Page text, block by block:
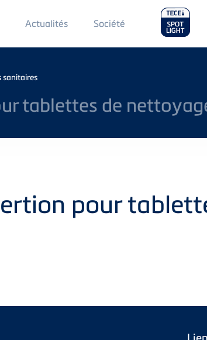
Actualités Main
Menu
2
Société
sanitaires
tablettes de
pour